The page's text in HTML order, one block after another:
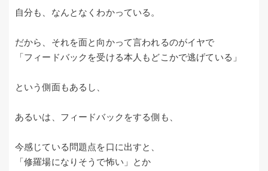
自分も、なんとなくわかっている。
だから、それを面と向かって言われるのがイヤで
「フィードバックを受ける本人もどこかで逃げている」
という側面もあるし、
あるいは、フィードバックをする側も、
今感じている問題点を口に出すと、
「修羅場になりそうで怖い」とか